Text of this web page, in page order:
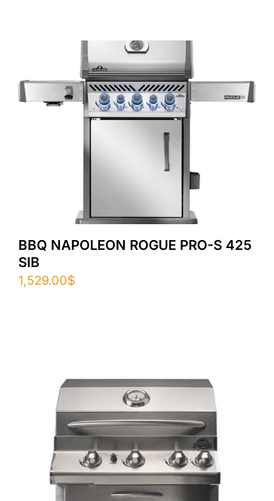
BBQ NAPOLEON ROGUE PRO-S 425
SIB
1,529.00$